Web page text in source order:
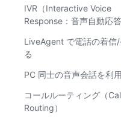
IVR（Interactive Voice
Response：音声自動応答
LiveAgent で電話の着信
る
PC 同士の音声会話を利
コールルーティング（
Routing）